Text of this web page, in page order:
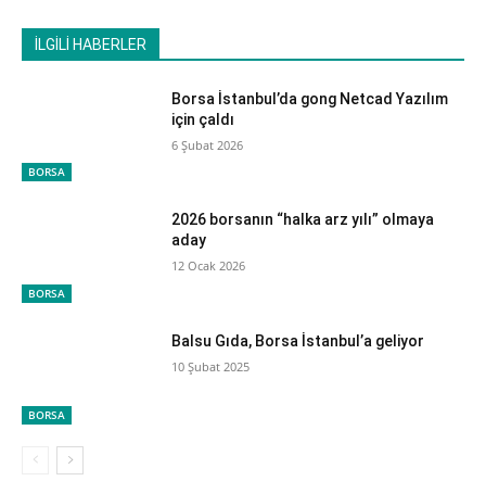
İLGİLİ HABERLER
BORSA
Borsa İstanbul’da gong Netcad Yazılım
için çaldı
6 Şubat 2026
BORSA
2026 borsanın “halka arz yılı” olmaya
aday
12 Ocak 2026
BORSA
Balsu Gıda, Borsa İstanbul’a geliyor
10 Şubat 2025